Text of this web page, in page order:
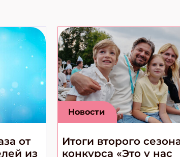
от
из
Новости
Итоги второго
конкурса «Это у нас